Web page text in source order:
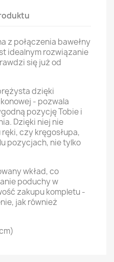
z połączenia bawełny
idealnym rozwiązanie
się już od
dzięki
- pozwala
pozycję Tobie i
Dzięki niej nie
czy kręgosłupa,
pozycjach, nie tylko
wkład, co
poduchy w
zakupu kompletu -
jak również